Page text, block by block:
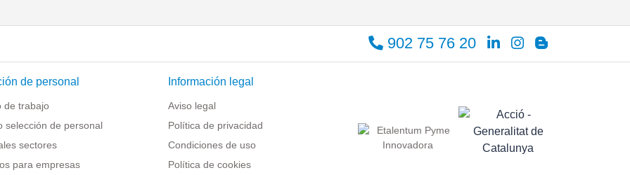
902 75 76 20
de personal
de trabajo
selección de personal
sectores
para empresas
Información legal
Aviso legal
Política de privacidad
Condiciones de uso
Política de cookies